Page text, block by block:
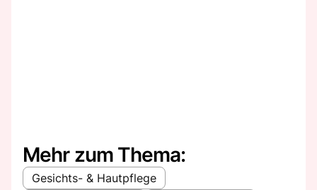
Mehr zum Thema:
Gesichts- & Hautpflege